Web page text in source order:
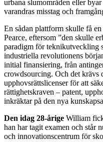
urbana slumområden eller
varandras misstag och
En sådan plattform skulle få
Pearce, eftersom ”den skulle
paradigm för teknikutveckling
industriella revolutionens
initial finansiering, från
crowdsourcing. Och det krävs
upphovsrättslicenser för att
rättighetskraven – patent,
inkräktar på den nya
Den idag 28-årige William
han har tagit examen och står
och innovationscentrum för